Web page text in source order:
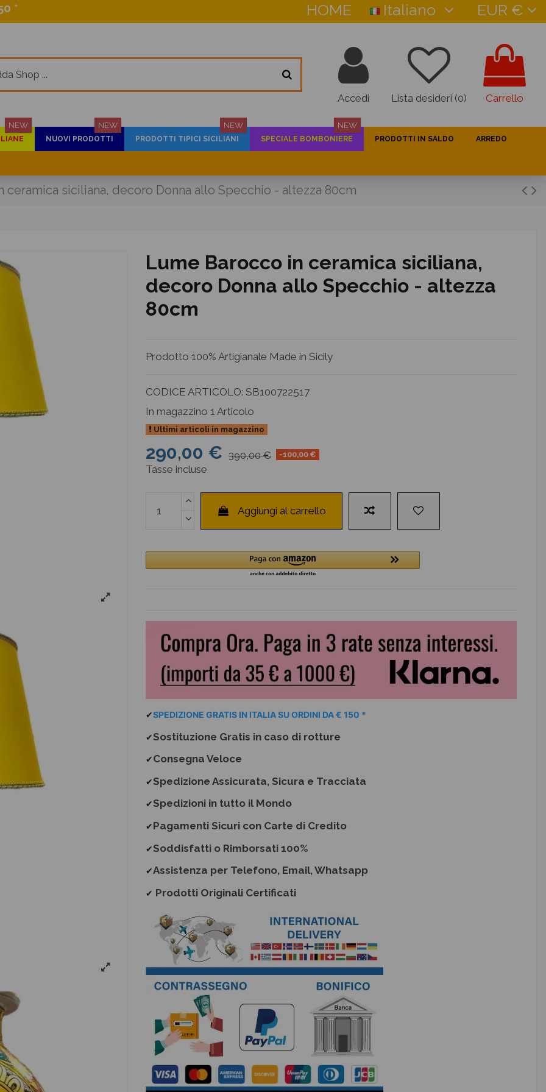
* HOME Italiano EUR €
Accedi Lista desideri (0) Carrello
NEW
NUOVI PRODOTTI
NEW
PRODOTTI TIPICI SICILIANI
NEW
SPECIALE BOMBONIERE
NEW
PRODOTTI IN SALDO ARREDO
ceramica siciliana, decoro Donna allo Specchio - altezza 80cm
Lume Barocco in ceramica siciliana,
decoro Donna allo Specchio - altezza
80cm
Prodotto 100% Artigianale Made in Sicily
CODICE ARTICOLO: SB100722517
In magazzino 1 Articolo
Ultimi articoli in magazzino
290,00 € 390,00 € -100,00 €
Tasse incluse
Aggiungi al carrello
✔SPEDIZIONE GRATIS IN ITALIA SU ORDINI DA € 150 *
✔Sostituzione Gratis in caso di rotture
✔Consegna Veloce
✔Spedizione Assicurata, Sicura e Tracciata
✔Spedizioni in tutto il Mondo
✔Pagamenti Sicuri con Carte di Credito
✔Soddisfatti o Rimborsati 100%
✔Assistenza per Telefono, Email, Whatsapp
✔ Prodotti Originali Certificati